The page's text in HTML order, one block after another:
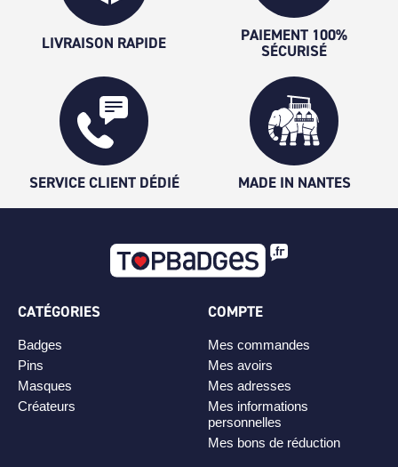
LIVRAISON RAPIDE
PAIEMENT 100%
SÉCURISÉ
SERVICE CLIENT DÉDIÉ MADE IN NANTES
CATÉGORIES
Badges
Pins
Masques
Créateurs
COMPTE
Mes commandes
Mes avoirs
Mes adresses
Mes informations
personnelles
Mes bons de réduction